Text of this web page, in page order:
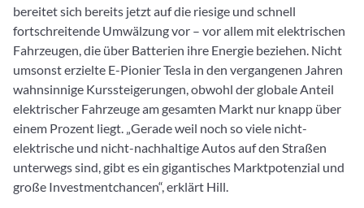
bereitet sich bereits jetzt auf die riesige und schnell
fortschreitende Umwälzung vor – vor allem mit elektrischen
Fahrzeugen, die über Batterien ihre Energie beziehen. Nicht
umsonst erzielte E-Pionier Tesla in den vergangenen Jahren
wahnsinnige Kurssteigerungen, obwohl der globale Anteil
elektrischer Fahrzeuge am gesamten Markt nur knapp über
einem Prozent liegt. „Gerade weil noch so viele nicht-
elektrische und nicht-nachhaltige Autos auf den Straßen
unterwegs sind, gibt es ein gigantisches Marktpotenzial und
große Investmentchancen“, erklärt Hill.